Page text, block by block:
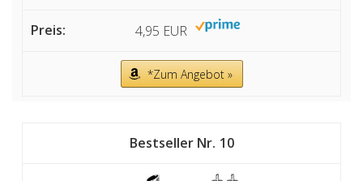
4,95 EUR
*Zum Angebot »
10